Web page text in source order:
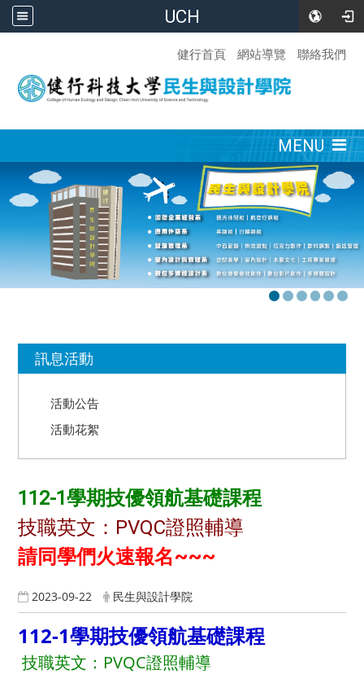
UCH
健行首頁 網站導覽 聯絡我們
MENU
訊息活動
活動公告
活動花絮
112-1學期技優領航基礎課程
技職英文：PVQC證照輔導
請同學們火速報名~~~
2023-09-22 民生與設計學院
112-1學期技優領航基礎課程
技職英文：PVQC證照輔導